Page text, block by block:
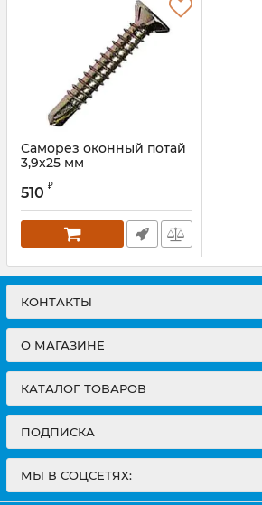
Саморез оконный потай
3,9х25 мм
510 ₽
КОНТАКТЫ
О МАГАЗИНЕ
КАТАЛОГ ТОВАРОВ
ПОДПИСКА
МЫ В СОЦСЕТЯХ: